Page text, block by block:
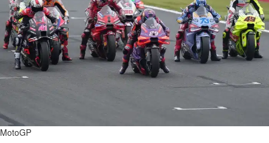
MotoGP